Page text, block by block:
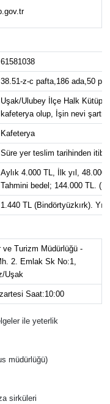
61581038
38.51-z-c pafta,186 ada,50
Uşak/Ulubey İlçe Halk
kafeterya olup, İşin nevi
Kafeterya
Süre yer teslim tarihinden
Aylık 4.000 TL, İlk yıl, 48.000
Tahmini bedel; 144.000 TL.
1.440 TL (Bindörtyüzkırk).
ve Turizm Müdürlüğü -
2. Emlak Sk No:1,
Uşak
Saat:10:00
ile yeterlik
müdürlüğü)
sirküleri